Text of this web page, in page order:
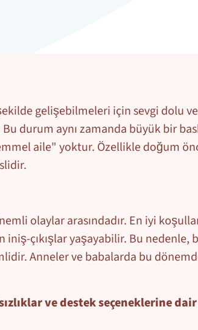
gelişebilmeleri için sevgi dolu
durum aynı zamanda büyük bir
aile" yoktur. Özellikle doğum
olaylar arasındadır. En iyi
iniş-çıkışlar yaşayabilir. Bu
Anneler ve babalarda bu
ve destek seçeneklerine